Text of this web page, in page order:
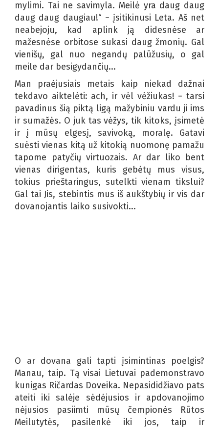
mylimi. Tai ne savimyla. Meilė yra daug daug
daug daug daugiau!“ − įsitikinusi Leta. Aš net
neabejoju, kad aplink ją didesnėse ar
mažesnėse orbitose sukasi daug žmonių. Gal
vienišų, gal nuo negandų palūžusių, o gal
meile dar besigydančių...
Man praėjusiais metais kaip niekad dažnai
tekdavo aiktelėti: ach, ir vėl vėžiukas! − tarsi
pavadinus šią piktą ligą mažybiniu vardu ji ims
ir sumažės. O juk tas vėžys, tik kitoks, įsimetė
ir į mūsų elgesį, savivoką, moralę. Gatavi
suėsti vienas kitą už kitokią nuomonę pamažu
tapome patyčių virtuozais. Ar dar liko bent
vienas dirigentas, kuris gebėtų mus visus,
tokius prieštaringus, sutelkti vienam tikslui?
Gal tai Jis, stebintis mus iš aukštybių ir vis dar
dovanojantis laiko susivokti...
O ar dovana gali tapti įsimintinas poelgis?
Manau, taip. Tą visai Lietuvai pademonstravo
kunigas Ričardas Doveika. Nepasididžiavo pats
ateiti iki salėje sėdėjusios ir apdovanojimo
nėjusios pasiimti mūsų čempionės Rūtos
Meilutytės, pasilenkė iki jos, taip ir